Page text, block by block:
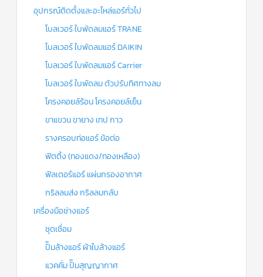
อุปกรณ์ติดตั้งและอะไหล่แอร์ทั่วไป
โบลเวอร์ ใบพัดลมแอร์ TRANE
โบลเวอร์ ใบพัดลมแอร์ DAIKIN
โบลเวอร์ ใบพัดลมแอร์ Carrier
โบลเวอร์ ใบพัดลม ตัวปรับทิศทางลม
โครงคอยล์ร้อน โครงคอยล์เย็น
ขาแขวน ขายาง เทป กาว
รางครอบท่อแอร์ ข้อต่อ
ฟิตติ้ง (ทองแดง/ทองเหลือง)
ฟิลเตอร์แอร์ แผ่นกรองอากาศ
กริลลมส่ง กริลลมกลับ
เครื่องมือช่างแอร์
ชุดเชื่อม
ปั๊มล้างแอร์ ผ้าใบล้างแอร์
แวคคั่ม ปั๊มสุญญากาศ